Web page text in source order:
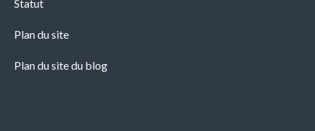
Statut
Plan du site
Plan du site du blog